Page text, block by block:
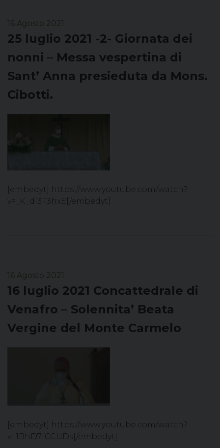
16 Agosto 2021
25 luglio 2021 -2- Giornata dei
nonni – Messa vespertina di
Sant’ Anna presieduta da Mons.
Cibotti.
[embedyt] https://www.youtube.com/watch?
v=_K_dl3F3hxE[/embedyt]
16 Agosto 2021
16 luglio 2021 Concattedrale di
Venafro – Solennita’ Beata
Vergine del Monte Carmelo
[embedyt] https://www.youtube.com/watch?
v=1BhD7fCCUDs[/embedyt]